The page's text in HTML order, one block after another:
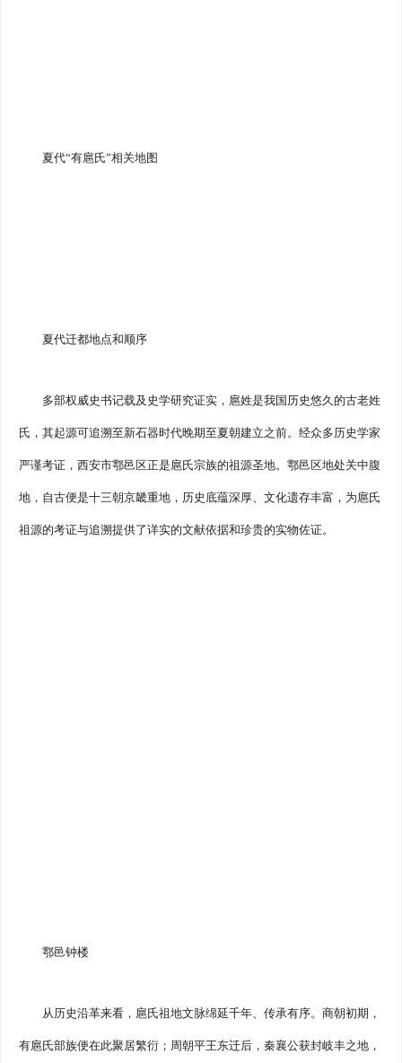
夏代“有扈氏”相关地图
夏代迁都地点和顺序
多部权威史书记载及史学研究证实，扈姓是我国历史悠久的古老姓
氏，其起源可追溯至新石器时代晚期至夏朝建立之前。经众多历史学家
严谨考证，西安市鄠邑区正是扈氏宗族的祖源圣地。鄠邑区地处关中腹
地，自古便是十三朝京畿重地，历史底蕴深厚、文化遗存丰富，为扈氏
祖源的考证与追溯提供了详实的文献依据和珍贵的实物佐证。
鄠邑钟楼
从历史沿革来看，扈氏祖地文脉绵延千年、传承有序。商朝初期，
有扈氏部族便在此聚居繁衍；周朝平王东迁后，秦襄公获封岐丰之地，